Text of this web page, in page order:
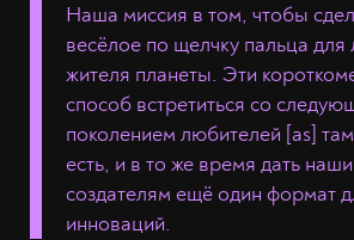
Наша миссия в том, чтобы
весёлое по щелчку пальца
жителя планеты. Эти
способ встретиться со
поколением любителей [as]
есть, и в то же время дать
создателям ещё один формат
инноваций.